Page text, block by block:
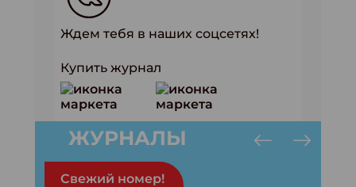
Ждем тебя в наших соцсетях!
Купить журнал
ЖУРНАЛЫ
Свежий номер!